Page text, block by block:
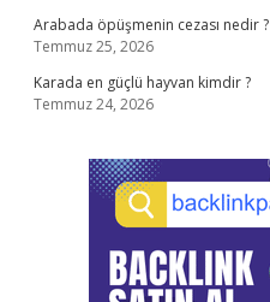
Arabada öpüşmenin cezası nedir ?
Temmuz 25, 2026
Karada en güçlü hayvan kimdir ?
Temmuz 24, 2026